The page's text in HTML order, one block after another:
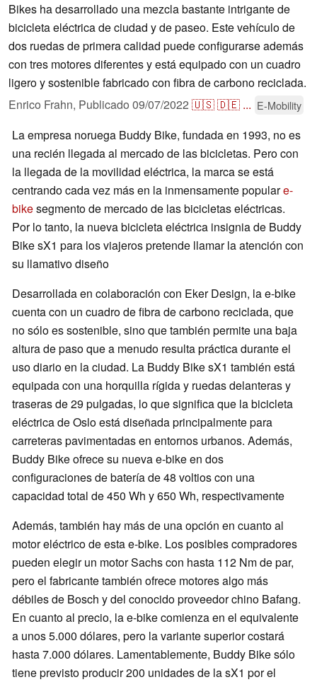
Bikes ha desarrollado una mezcla bastante intrigante de
bicicleta eléctrica de ciudad y de paseo. Este vehículo de
dos ruedas de primera calidad puede configurarse además
con tres motores diferentes y está equipado con un cuadro
ligero y sostenible fabricado con fibra de carbono reciclada.
Enrico Frahn, Publicado 09/07/2022 🇺🇸🇩🇪 ... E-Mobility
La empresa noruega Buddy Bike, fundada en 1993, no es
una recién llegada al mercado de las bicicletas. Pero con
la llegada de la movilidad eléctrica, la marca se está
centrando cada vez más en la inmensamente populare-
bikesegmento de mercado de las bicicletas eléctricas.
Por lo tanto, la nueva bicicleta eléctrica insignia de Buddy
Bike sX1 para los viajeros pretende llamar la atención con
su llamativo diseño
Desarrollada en colaboración con Eker Design, la e-bike
cuenta con un cuadro de fibra de carbono reciclada, que
no sólo es sostenible, sino que también permite una baja
altura de paso que a menudo resulta práctica durante el
uso diario en la ciudad. La Buddy Bike sX1 también está
equipada con una horquilla rígida y ruedas delanteras y
traseras de 29 pulgadas, lo que significa que la bicicleta
eléctrica de Oslo está diseñada principalmente para
carreteras pavimentadas en entornos urbanos. Además,
Buddy Bike ofrece su nueva e-bike en dos
configuraciones de batería de 48 voltios con una
capacidad total de 450 Wh y 650 Wh, respectivamente
Además, también hay más de una opción en cuanto al
motor eléctrico de esta e-bike. Los posibles compradores
pueden elegir un motor Sachs con hasta 112 Nm de par,
pero el fabricante también ofrece motores algo más
débiles de Bosch y del conocido proveedor chino Bafang.
En cuanto al precio, la e-bike comienza en el equivalente
a unos 5.000 dólares, pero la variante superior costará
hasta 7.000 dólares. Lamentablemente, Buddy Bike sólo
tiene previsto producir 200 unidades de la sX1 por el